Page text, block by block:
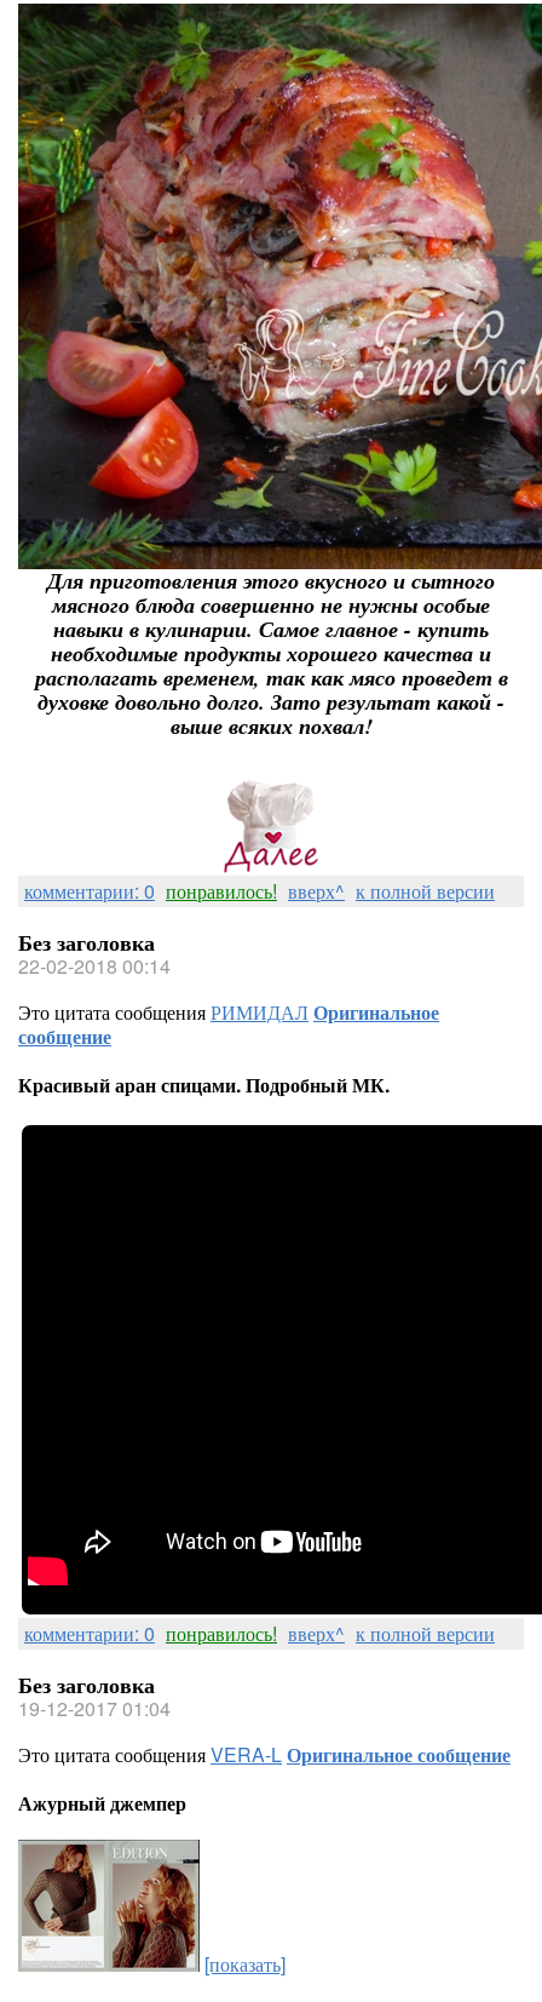
Для приготовления этого вкусного и сытного
мясного блюда совершенно не нужны особые
навыки в кулинарии. Самое главное - купить
необходимые продукты хорошего качества и
располагать временем, так как мясо проведет в
духовке довольно долго. Зато результат какой -
выше всяких похвал!
комментарии: 0 понравилось! вверх^ к полной версии
Без заголовка
22-02-2018 00:14
Это цитата сообщенияРИМИДАЛОригинальное
сообщение
Красивый аран спицами. Подробный МК.
комментарии: 0 понравилось! вверх^ к полной версии
Без заголовка
19-12-2017 01:04
Это цитата сообщенияVERA-LОригинальное сообщение
Ажурный джемпер
[показать]